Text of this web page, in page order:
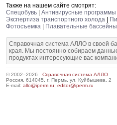
Также на нашем сайте смотрят:
Спецобувь
Антивирусные программы
Экспертиза транспортного холода
Фотосъемка
Плавательные бассейны
Справочная система АЛЛО в своей
края. Мы постоянно собираем
продуктах интересующие вас
© 2002–2026 Справочная система АЛЛО
Россия, 614045, г. Пермь, ул. Куйбышева, 2
E-mail: allo@iperm.ru; editor@iperm.ru